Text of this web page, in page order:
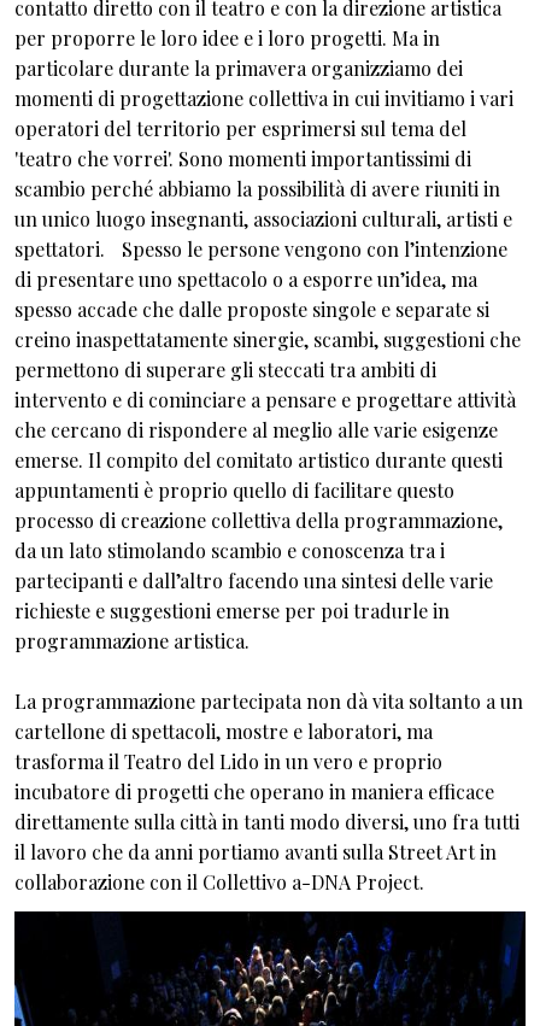
contatto diretto con il teatro e con la direzione artistica
per proporre le loro idee e i loro progetti. Ma in
particolare durante la primavera organizziamo dei
momenti di progettazione collettiva in cui invitiamo i vari
operatori del territorio per esprimersi sul tema del
'teatro che vorrei'. Sono momenti importantissimi di
scambio perché abbiamo la possibilità di avere riuniti in
un unico luogo insegnanti, associazioni culturali, artisti e
spettatori. Spesso le persone vengono con l’intenzione
di presentare uno spettacolo o a esporre un’idea, ma
spesso accade che dalle proposte singole e separate si
creino inaspettatamente sinergie, scambi, suggestioni che
permettono di superare gli steccati tra ambiti di
intervento e di cominciare a pensare e progettare attività
che cercano di rispondere al meglio alle varie esigenze
emerse. Il compito del comitato artistico durante questi
appuntamenti è proprio quello di facilitare questo
processo di creazione collettiva della programmazione,
da un lato stimolando scambio e conoscenza tra i
partecipanti e dall’altro facendo una sintesi delle varie
richieste e suggestioni emerse per poi tradurle in
programmazione artistica.
La programmazione partecipata non dà vita soltanto a un
cartellone di spettacoli, mostre e laboratori, ma
trasforma il Teatro del Lido in un vero e proprio
incubatore di progetti che operano in maniera efficace
direttamente sulla città in tanti modo diversi, uno fra tutti
il lavoro che da anni portiamo avanti sulla Street Art in
collaborazione con il Collettivo a-DNA Project.